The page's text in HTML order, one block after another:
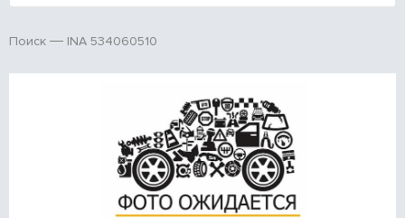
Поиск INA 534060510